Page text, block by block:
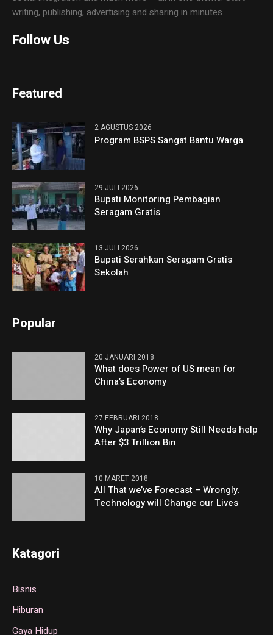
writing, publishing, advertising and sharing in minutes.
Follow Us
Featured
2 AGUSTUS 2026
Program BSPS Sangat Bantu Warga
29 JULI 2026
Bupati Monitoring Pembagian
Seragam Gratis
13 JULI 2026
Bupati Serahkan Seragam Gratis
Sekolah
Popular
20 JANUARI 2018
What does Power of US mean for
China’s Economy
27 FEBRUARI 2018
Why Japan’s Economy Still Needs help
After $3 Trillion Bin
10 MARET 2018
All That we’ve Forecast – Wrongly.
Technology will Change our Lives
Katagori
Bisnis
Hiburan
Gaya Hidup